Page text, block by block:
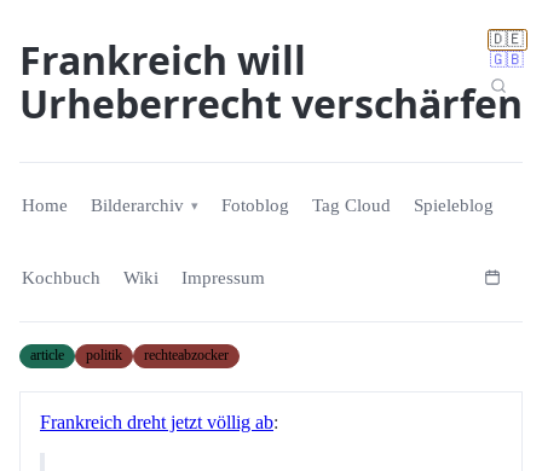
🇩🇪
🇬🇧
Frankreich will
Urheberrecht verschärfen
Home Bilderarchiv Fotoblog Tag Cloud Spieleblog
Kochbuch Wiki Impressum
article politik rechteabzocker
Frankreich dreht jetzt völlig ab: